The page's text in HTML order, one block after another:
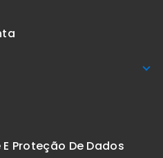
Proteção De Dados